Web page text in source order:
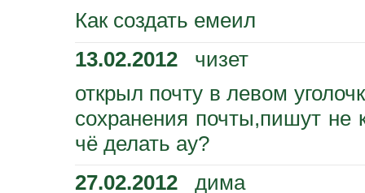
Как создать емеил
13.02.2012 чизет
открыл почту в левом
сохранения почты,пишут не
чё делать ау?
27.02.2012 дима